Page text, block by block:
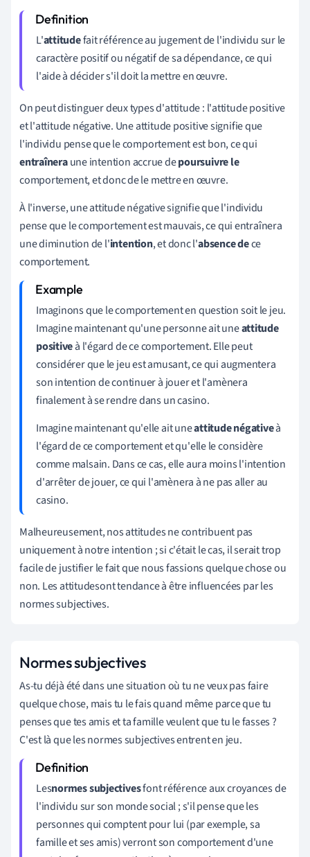
L'attitudefait référence au jugement de l'individu sur le
caractère positif ou négatif de sa dépendance, ce qui
l'aide à décider s'il doit la mettre en œuvre.
On peut distinguer deux types d'attitude : l'attitude positive
et l'attitude négative. Une attitude positive signifie que
l'individu pense que le comportement est bon, ce qui
entraîneraune intention accrue depoursuivre le
comportement, et donc de le mettre en œuvre.
À l'inverse, une attitude négative signifie que l'individu
pense que le comportement est mauvais, ce qui entraînera
une diminution de l'intention, et donc l'absence dece
comportement.
Imaginons que le comportement en question soit le jeu.
Imagine maintenant qu'une personne ait uneattitude
positiveà l'égard de ce comportement. Elle peut
considérer que le jeu est amusant, ce qui augmentera
son intention de continuer à jouer et l'amènera
finalement à se rendre dans un casino.
Imagine maintenant qu'elle ait uneattitude négativeà
l'égard de ce comportement et qu'elle le considère
comme malsain. Dans ce cas, elle aura moins l'intention
d'arrêter de jouer, ce qui l'amènera à ne pas aller au
casino.
Malheureusement, nos attitudes ne contribuent pas
uniquement à notre intention ; si c'était le cas, il serait trop
facile de justifier le fait que nous fassions quelque chose ou
non. Lesattitudesont tendance à être influencées par les
normes subjectives.
Normes subjectives
As-tu déjà été dans une situation où tu ne veux pas faire
quelque chose, mais tu le fais quand même parce que tu
penses que tes amis et ta famille veulent que tu le fasses ?
C'est là que les normes subjectives entrent en jeu.
Lesnormes subjectivesfont référence aux croyances de
l'individu sur son monde social ; s'il pense que les
personnes qui comptent pour lui (par exemple, sa
famille et ses amis) verront son comportement d'une